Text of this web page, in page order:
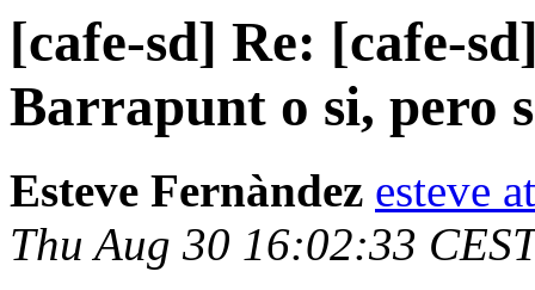
[cafe-sd] Re: [cafe-
Barrapunt o si, pero
Esteve Fernàndez esteve
Thu Aug 30 16:02:33